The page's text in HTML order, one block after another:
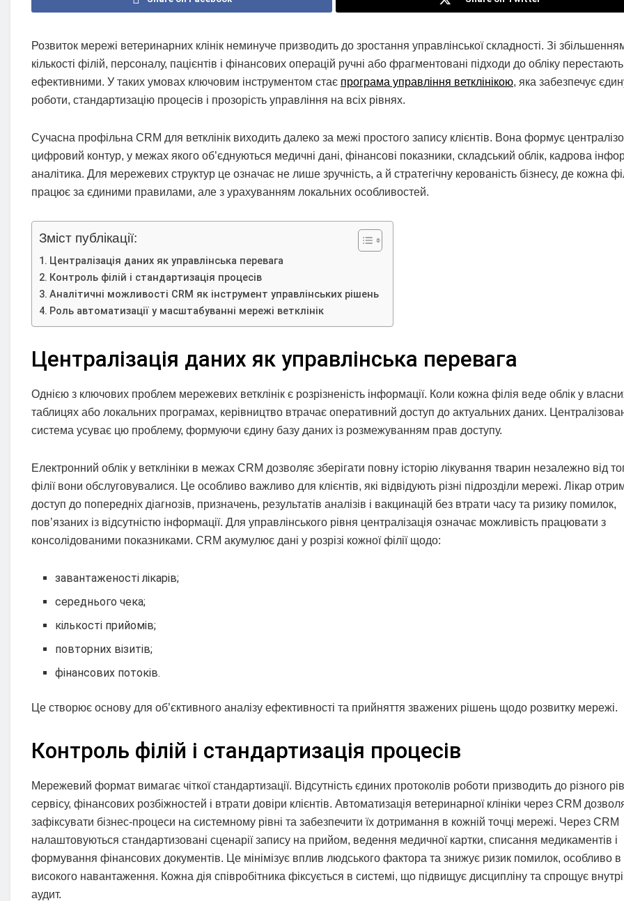
Розвиток мережі ветеринарних клінік неминуче призводить до зростання управлінської складності. Зі
кількості філій, персоналу, пацієнтів і фінансових операцій ручні або фрагментовані підходи до обліку
ефективними. У таких умовах ключовим інструментом стає програма управління ветклінікою, яка забезпечує
роботи, стандартизацію процесів і прозорість управління на всіх рівнях.
Сучасна профільна CRM для ветклінік виходить далеко за межі простого запису клієнтів. Вона формує
цифровий контур, у межах якого об’єднуються медичні дані, фінансові показники, складський облік, кадрова
аналітика. Для мережевих структур це означає не лише зручність, а й стратегічну керованість бізнесу, де кожна
працює за єдиними правилами, але з урахуванням локальних особливостей.
Зміст публікації:
Централізація даних як управлінська перевага
Контроль філій і стандартизація процесів
Аналітичні можливості CRM як інструмент управлінських рішень
Роль автоматизації у масштабуванні мережі ветклінік
Централізація даних як управлінська перевага
Однією з ключових проблем мережевих ветклінік є розрізненість інформації. Коли кожна філія веде облік у
таблицях або локальних програмах, керівництво втрачає оперативний доступ до актуальних даних.
система усуває цю проблему, формуючи єдину базу даних із розмежуванням прав доступу.
Електронний облік у ветклініки в межах CRM дозволяє зберігати повну історію лікування тварин незалежно від
філії вони обслуговувалися. Це особливо важливо для клієнтів, які відвідують різні підрозділи мережі. Лікар
доступ до попередніх діагнозів, призначень, результатів аналізів і вакцинацій без втрати часу та ризику помилок,
пов’язаних із відсутністю інформації. Для управлінського рівня централізація означає можливість працювати з
консолідованими показниками. CRM акумулює дані у розрізі кожної філії щодо:
завантаженості лікарів;
середнього чека;
кількості прийомів;
повторних візитів;
фінансових потоків.
Це створює основу для об’єктивного аналізу ефективності та прийняття зважених рішень щодо розвитку мережі.
Контроль філій і стандартизація процесів
Мережевий формат вимагає чіткої стандартизації. Відсутність єдиних протоколів роботи призводить до різного
сервісу, фінансових розбіжностей і втрати довіри клієнтів. Автоматизація ветеринарної клініки через CRM
зафіксувати бізнес-процеси на системному рівні та забезпечити їх дотримання в кожній точці мережі. Через CRM
налаштовуються стандартизовані сценарії запису на прийом, ведення медичної картки, списання медикаментів і
формування фінансових документів. Це мінімізує вплив людського фактора та знижує ризик помилок, особливо
високого навантаження. Кожна дія співробітника фіксується в системі, що підвищує дисципліну та спрощує
аудит.